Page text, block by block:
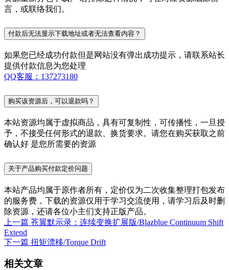
言，或联络我们。
付款后无法显示下载地址或者无法查看内容？
如果您已经成功付款但是网站没有弹出成功提示，请联系站长
提供付款信息为您处理
QQ客服：137273180
购买该资源后，可以退款吗？
本站资源均属于虚拟商品，具有可复制性，可传播性，一旦授
予，不接受任何形式的退款、换货要求。请您在购买获取之前
确认好 是您所需要的资源
关于产品购买付款定价问题
本站产品均属于原作者所有，定价仅为二次收集整理打包发布
的服务费，下载的资源仅用于学习交流使用，请学习后及时删
除资源，还请各位小主们支持正版产品。
上一篇 苍翼默示录：连续变换扩展版/Blazblue Continuum Shift
Extend
下一篇 扭矩漂移/Torque Drift
相关文章